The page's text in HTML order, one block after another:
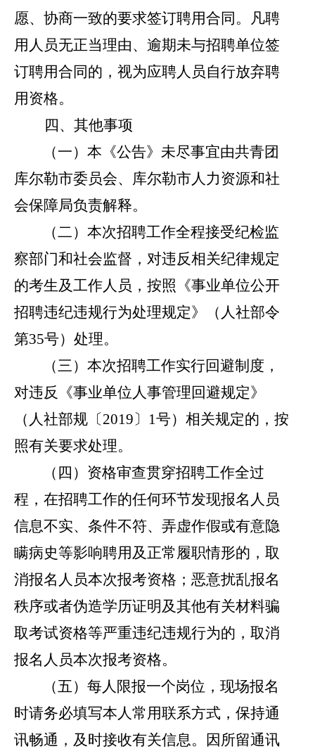
愿、协商一致的要求签订聘用合同。凡聘
用人员无正当理由、逾期未与招聘单位签
订聘用合同的，视为应聘人员自行放弃聘
用资格。
四、其他事项
（一）本《公告》 未尽事宜由共青团
库尔勒市委员会、库尔勒市人力资源和社
会保障局负责解释。
（二）本次招聘工作全程接受纪检监
察部门和社会监督，对违反相关纪律规定
的考生及工作人员，按照《事业单位公开
招聘违纪违规行为处理规定》（人社部令
第35号）处理。
（三 ）本次招聘工作实行回避制度，
对违反《事业单位人事管理回避规定》
（人社部规〔 2019 〕 1号）相关规定的 ，按
照有关要求处理。
（ 四 ） 资格审查贯穿招聘工作全过
程，在招聘工作的任何环节发现报名人员
信息不实、条件不符、弄虚作假或有意隐
瞒病史等影响聘用及正常履职情形的 ， 取
消报名人员本次报考资格；恶意扰乱报名
秩序或者伪造学历证明及其他有关材料骗
取考试资格等严重违纪违规行为的，取消
报名人员本次报考资格。
（五）每人限报一个岗位，现场报名
时请务必填写本人常用联系方式，保持通
讯畅通，及时接收有关信息。因所留通讯